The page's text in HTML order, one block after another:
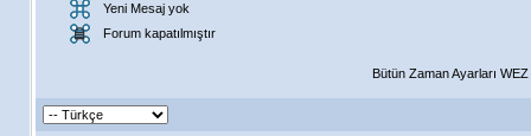
Yeni Mesaj yok
Forum kapatılmıştır
Bütün Zaman Ayarları